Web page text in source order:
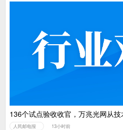
136个试点验收收官，万兆光网从
人民邮电报 13小时前